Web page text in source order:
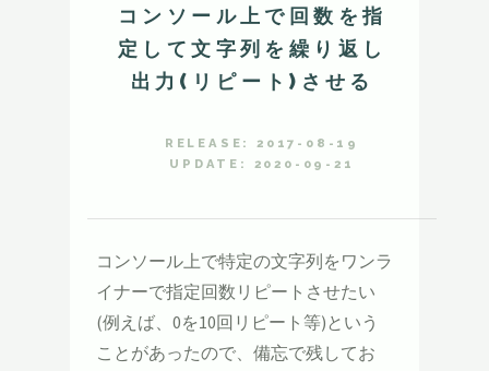
コンソール上で回数を指
定して文字列を繰り返し
出力(リピート)させる
RELEASE: 2017-08-19
UPDATE: 2020-09-21
コンソール上で特定の文字列をワンラ
イナーで指定回数リピートさせたい
(例えば、0を10回リピート等)という
ことがあったので、備忘で残してお